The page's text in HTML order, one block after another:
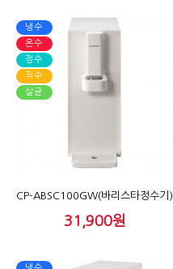
CP-ABSC100GW(바리스타정수기)
31,900원
냉수
온수
정수
직수
살균